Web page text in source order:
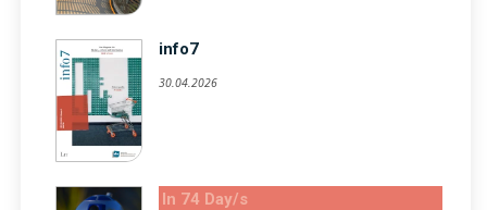
info7
30.04.2026
In 74 Day/s